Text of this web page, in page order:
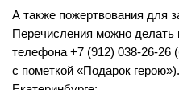
А также пожертвования для
Перечисления можно делать
телефона +7 (912) 038-26-26
с пометкой «Подарок